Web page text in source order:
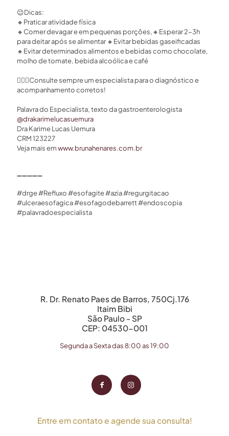
😉Dicas:⁣
🔸 Praticar atividade física⁣
🔸 Comer devagar e em pequenas porções,🔸 Esperar 2-3h
para deitar após se alimentar🔸 Evitar bebidas gaseificadas ⁣
🔸 Evitar determinados alimentos e bebidas como chocolate,
molho de tomate, bebida alcoólica e café⁣
👩🏻‍⚕Consulte sempre um especialista para o diagnóstico e
acompanhamento corretos! ⁣
Palavra do Especialista, texto da gastroenterologista
@drakarimelucasuemura⁣
Dra Karime Lucas Uemura⁣
CRM 123227⁣
Veja mais emwww.brunahenares.com.br
➖➖➖➖➖
#drge #Refluxo #esofagite #azia #regurgitacao
#ulceraesofagica #esofagodebarrett #endoscopia
#palavradoespecialista
R. Dr. Renato Paes de Barros, 750Cj.176
Itaim Bibi
São Paulo - SP
CEP: 04530-001
Segunda a Sexta das 8:00 as 19:00
Entre em contato e agende sua consulta!